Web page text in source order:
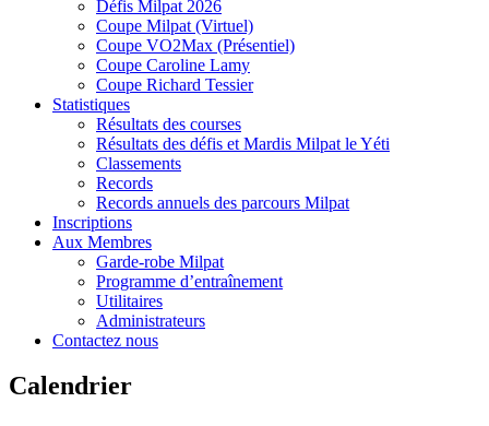
Défis Milpat 2026
Coupe Milpat (Virtuel)
Coupe VO2Max (Présentiel)
Coupe Caroline Lamy
Coupe Richard Tessier
Statistiques
Résultats des courses
Résultats des défis et Mardis Milpat le Yéti
Classements
Records
Records annuels des parcours Milpat
Inscriptions
Aux Membres
Garde-robe Milpat
Programme d’entraînement
Utilitaires
Administrateurs
Contactez nous
Calendrier